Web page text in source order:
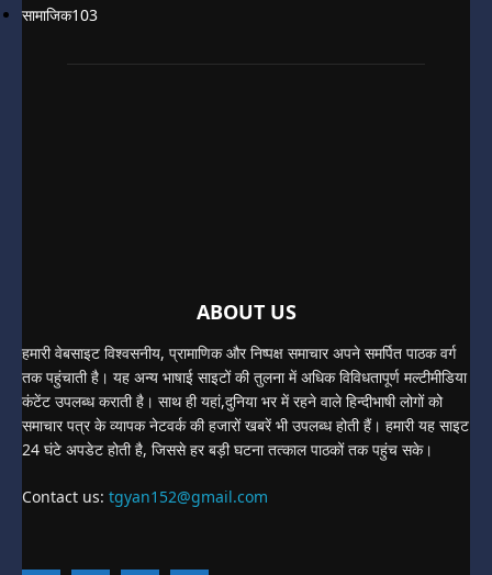
सामाजिक103
ABOUT US
हमारी वेबसाइट विश्वसनीय, प्रामाणिक और निष्पक्ष समाचार अपने समर्पित पाठक वर्ग
तक पहुंचाती है। यह अन्य भाषाई साइटों की तुलना में अधिक विविधतापूर्ण मल्टीमीडिया
कंटेंट उपलब्ध कराती है। साथ ही यहां,दुनिया भर में रहने वाले हिन्दीभाषी लोगों को
समाचार पत्र के व्यापक नेटवर्क की हजारों खबरें भी उपलब्ध होती हैं। हमारी यह साइट
24 घंटे अपडेट होती है, जिससे हर बड़ी घटना तत्काल पाठकों तक पहुंच सके।
Contact us: tgyan152@gmail.com